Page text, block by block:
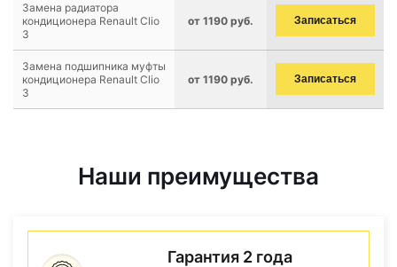
Замена радиатора
кондиционера Renault Clio
3
от 1190 руб. Записаться
Замена подшипника муфты
кондиционера Renault Clio
3
от 1190 руб. Записаться
Наши преимущества
Гарантия 2 года